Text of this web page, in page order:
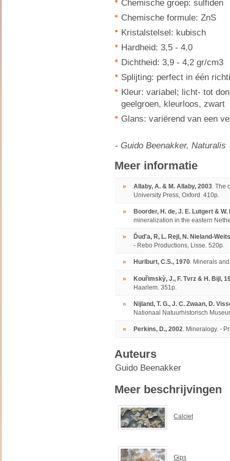
Chemische groep: sulfiden
Chemische formule: ZnS
Kristalstelsel: kubisch
Hardheid: 3,5 - 4,0
Dichtheid: 3,9 - 4,2 gr/cm3
Splijting: perfect in één
Kleur: variabel; licht- tot
geelgroen, kleurloos, zwart
Glans: variërend van een
- Guido Beenakker, Naturalis
Meer informatie
» Allaby, A. & M. Allaby, 2003. The
University Press, Oxford. 410p.
»
Boorder, H. de, J. E. Lutgert &
mineralization in the eastern
»
Ďud'a, R, L. Rejl, N. Nieland-
- Rebo Productions, Lisse. 520p.
» Hurlburt, C.S., 1970. Minerals
»
Kouřimskỳ, J., F. Tvrz & H. Bijl,
Haarlem. 351p.
»
Nijland, T. G., J. C. Zwaan, D.
Nationaal Natuurhistorisch
» Perkins, D., 2002. Mineralogy. -
Auteurs
Guido Beenakker
Meer beschrijvingen
Calciet
Gips